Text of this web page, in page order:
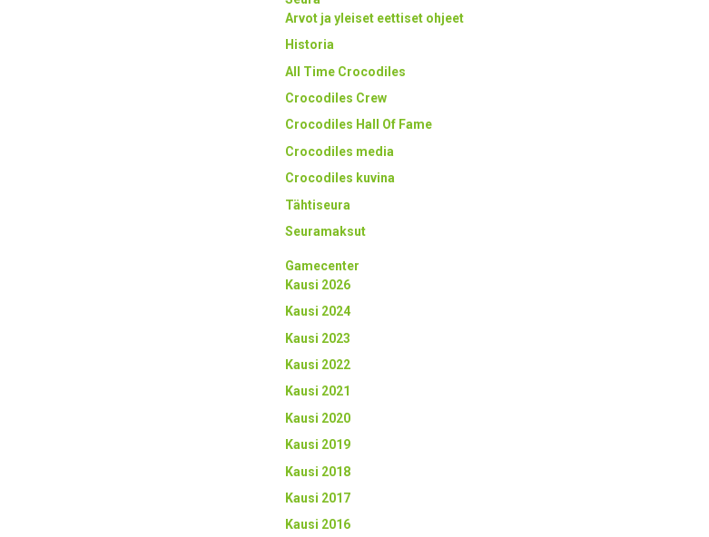
Arvot ja yleiset eettiset ohjeet
Historia
All Time Crocodiles
Crocodiles Crew
Crocodiles Hall Of Fame
Crocodiles media
Crocodiles kuvina
Tähtiseura
Seuramaksut
Gamecenter
Kausi 2026
Kausi 2024
Kausi 2023
Kausi 2022
Kausi 2021
Kausi 2020
Kausi 2019
Kausi 2018
Kausi 2017
Kausi 2016